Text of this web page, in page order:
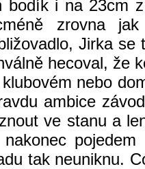
bodík i na 23cm
zrovna
Jirka
hecoval, že
nebo
ambice
ve stanu a
tak neuniknu.